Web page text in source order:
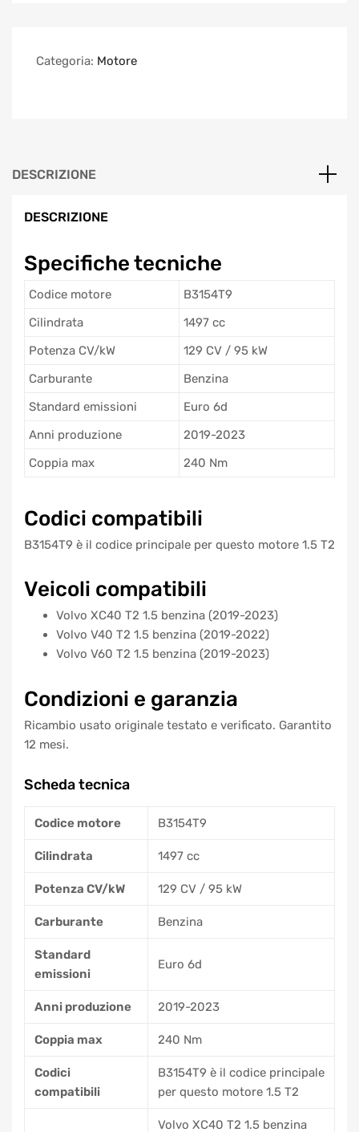
Categoria: Motore
DESCRIZIONE
DESCRIZIONE
Specifiche tecniche
Codice motore
B3154T9
Cilindrata
1497 cc
Potenza CV/kW
129 CV / 95 kW
Carburante
Benzina
Standard emissioni
Euro 6d
Anni produzione
2019-2023
Coppia max
240 Nm
Codici compatibili
B3154T9 è il codice principale per questo motore 1.5 T2
Veicoli compatibili
Volvo XC40 T2 1.5 benzina (2019-2023)
Volvo V40 T2 1.5 benzina (2019-2022)
Volvo V60 T2 1.5 benzina (2019-2023)
Condizioni e garanzia
Ricambio usato originale testato e verificato. Garantito
12 mesi.
Scheda tecnica
Codice motore B3154T9
Cilindrata 1497 cc
Potenza CV/kW 129 CV / 95 kW
Carburante Benzina
Standard
emissioni
Euro 6d
Anni produzione 2019-2023
Coppia max 240 Nm
Codici
compatibili
B3154T9 è il codice principale
per questo motore 1.5 T2
Volvo XC40 T2 1.5 benzina